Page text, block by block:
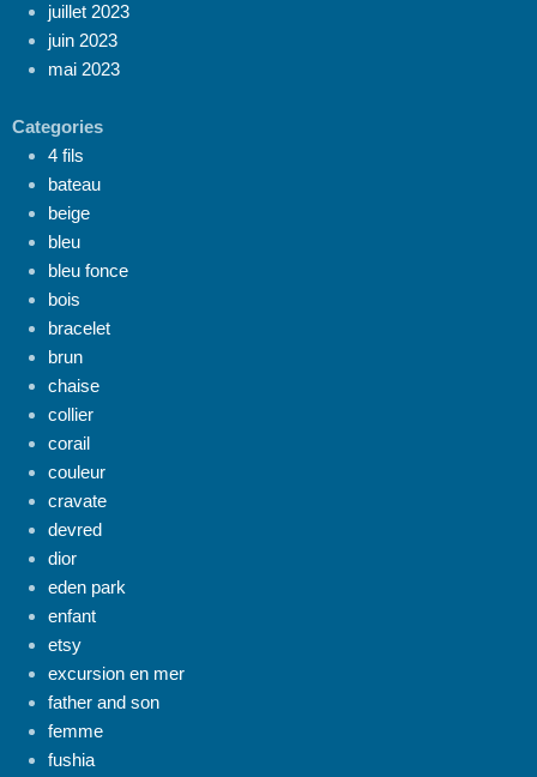
juillet 2023
juin 2023
mai 2023
Categories
4 fils
bateau
beige
bleu
bleu fonce
bois
bracelet
brun
chaise
collier
corail
couleur
cravate
devred
dior
eden park
enfant
etsy
excursion en mer
father and son
femme
fushia